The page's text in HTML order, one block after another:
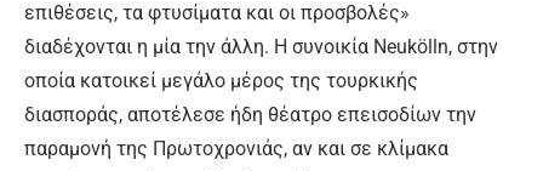
επιθέσεις, τα φτυσίματα και οι προσβολές»
διαδέχονται η μία την άλλη. Η συνοικία Neukölln, στην
οποία κατοικεί μεγάλο μέρος της τουρκικής
διασποράς, αποτέλεσε ήδη θέατρο επεισοδίων την
παραμονή της Πρωτοχρονιάς, αν και σε κλίμακα